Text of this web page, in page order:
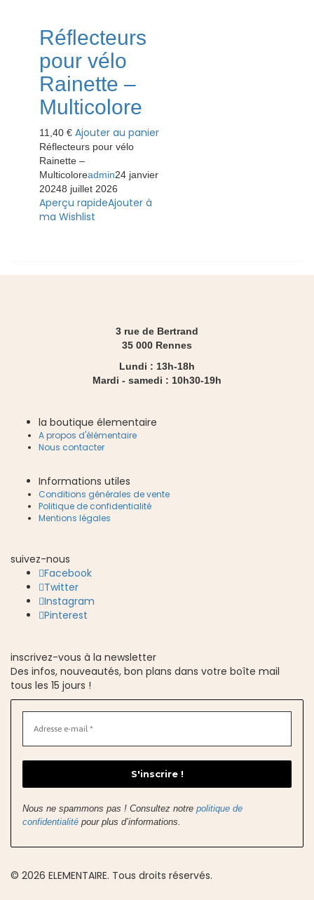
Réflecteurs
pour vélo
Rainette –
Multicolore
11,40 € Ajouter au panier
Réflecteurs pour vélo
Rainette –
Multicoloreadmin24 janvier
20248 juillet 2026
Aperçu rapideAjouter à
ma Wishlist
3 rue de Bertrand
35 000 Rennes
Lundi : 13h-18h
Mardi - samedi : 10h30-19h
la boutique élementaire
A propos d'élémentaire
Nous contacter
Informations utiles
Conditions générales de vente
Politique de confidentialité
Mentions légales
suivez-nous
Facebook
Twitter
Instagram
Pinterest
inscrivez-vous à la newsletter
Des infos, nouveautés, bon plans dans votre boîte mail
tous les 15 jours !
Nous ne spammons pas ! Consultez notre politique de
confidentialité pour plus d’informations.
© 2026 ELEMENTAIRE. Tous droits réservés.